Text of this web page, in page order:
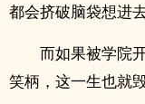
都会挤破脑袋想进去
而如果被学院
笑柄，这一生也就